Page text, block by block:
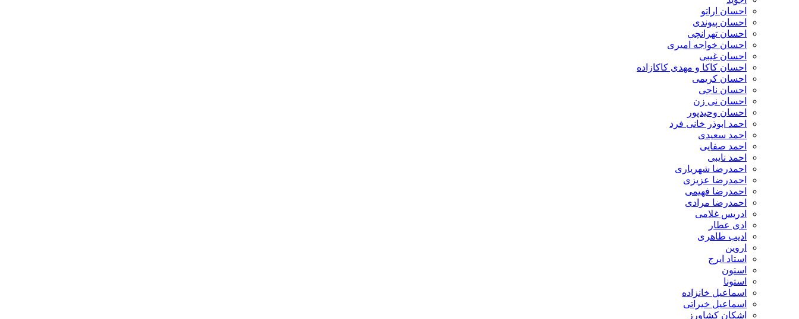
احسان اراتو
احسان پیوندی
احسان تهرانچی
احسان خواجه امیری
احسان غیبی
احسان کاکا و مهدی کاکازاده
احسان کریمی
احسان ناجی
احسان نی زن
احسان وحیدپور
احمد ابوذر خانی فرد
احمد سعیدی
احمد صفایی
احمد نایبی
احمدرضا شهریاری
احمدرضا عزیزی
احمدرضا فهیمی
احمدرضا مرادی
ادریس غلامی
ادی عطار
ادیب طاهری
اروین
استاد ایرج
استون
استونا
اسماعیل خانزاده
اسماعیل خیراتی
اشکان کشاورز